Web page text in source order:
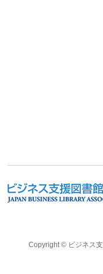
Copyright © ビジネス